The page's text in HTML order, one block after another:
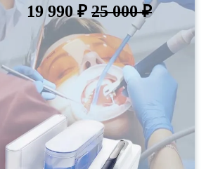
19 990 ₽ 25 000 ₽